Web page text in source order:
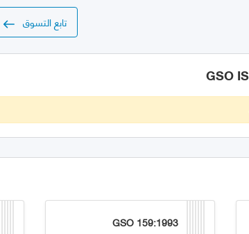
تابع التسوق
GSO 159:1993